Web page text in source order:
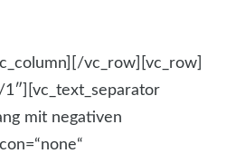
vc_row][vc_row]
1″][vc_text_separator
mit negativen